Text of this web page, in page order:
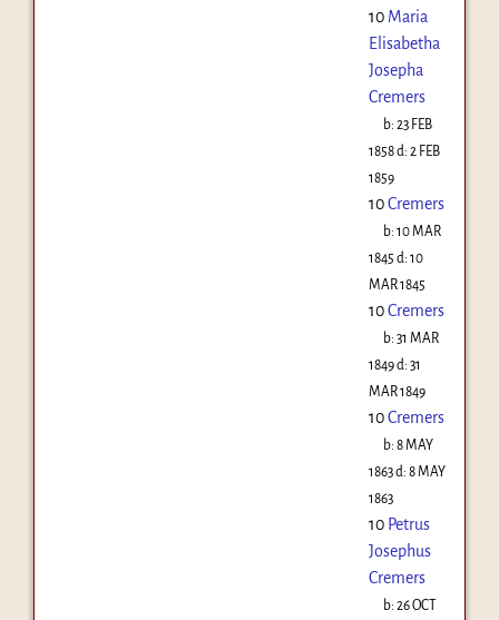
10 Maria
Elisabetha
Josepha
Cremers
b:23 FEB
1858d: 2 FEB
1859
10Cremers
b:10 MAR
1845 d: 10
MAR 1845
10Cremers
b:31 MAR
1849d: 31
MAR 1849
10Cremers
b:8 MAY
1863d: 8 MAY
1863
10 Petrus
Josephus
Cremers
b:26 OCT